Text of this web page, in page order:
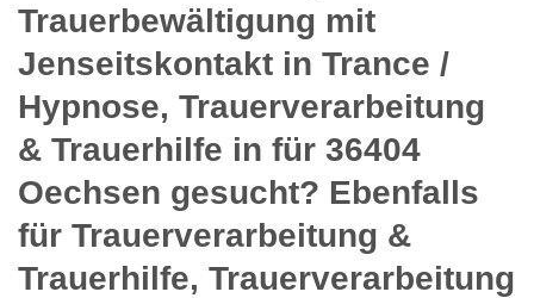
Trauerbewältigung mit
Jenseitskontakt in Trance /
Hypnose, Trauerverarbeitung
& Trauerhilfe in für 36404
Oechsen gesucht? Ebenfalls
für Trauerverarbeitung &
Trauerhilfe, Trauerverarbeitung